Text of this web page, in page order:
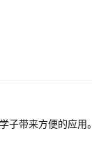
子带来方便的应用。